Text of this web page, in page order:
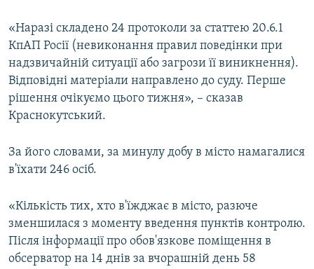
«Наразі складено 24 протоколи за статтею 20.6.1
КпАП Росії (невиконання правил поведінки при
надзвичайній ситуації або загрози її виникнення).
Відповідні матеріали направлено до суду. Перше
рішення очікуємо цього тижня», – сказав
Краснокутський.
За його словами, за минулу добу в місто намагалися
в'їхати 246 осіб.
«Кількість тих, хто в'їжджає в місто, разюче
зменшилася з моменту введення пунктів контролю.
Після інформації про обов'язкове поміщення в
обсерватор на 14 днів за вчорашній день 58